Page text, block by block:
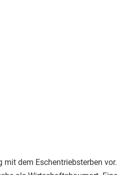
dem Eschentriebsterben